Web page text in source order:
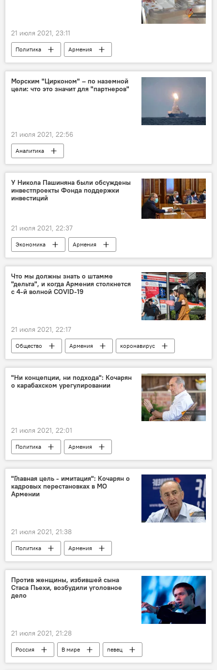
21 июля 2021, 23:11
Политика
Армения
Роберт Кочарян
итоги
Новости Армения
Морским "Цирконом" – по наземной
цели: что это значит для "партнеров"
21 июля 2021, 22:56
Аналитика
У Никола Пашиняна были обсуждены
инвестпроекты Фонда поддержки
инвестиций
21 июля 2021, 22:37
Экономика
Армения
Пашинян Никол
совещание
Что мы должны знать о штамме
"дельта", и когда Армения столкнется
с 4-й волной COVID-19
21 июля 2021, 22:17
Общество Армения
коронавирус
Новости Армения
"Ни концепции, ни подхода": Кочарян
о карабахском урегулировании
21 июля 2021, 22:01
Политика
Армения
Роберт Кочарян
Новости Армения
урегулирование
"Главная цель - имитация": Кочарян о
кадровых перестановках в МО
Армении
21 июля 2021, 21:38
Политика
Армения
Роберт Кочарян
Против женщины, избившей сына
Стаса Пьехи, возбудили уголовное
дело
21 июля 2021, 21:28
Россия В мире
певец
ребенок
уголовное дело